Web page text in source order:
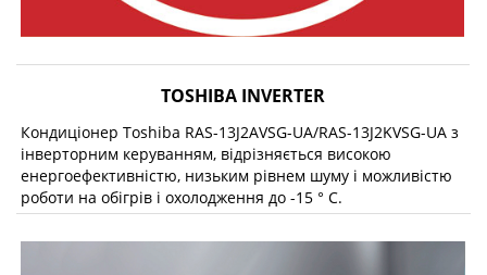
TOSHIBA INVERTER
Кондиціонер Toshiba RAS-13J2AVSG-UA/RAS-13J2KVSG-UA з
інверторним керуванням, відрізняється високою
енергоефективністю, низьким рівнем шуму і можливістю
роботи на обігрів і охолодження до -15 ° С.